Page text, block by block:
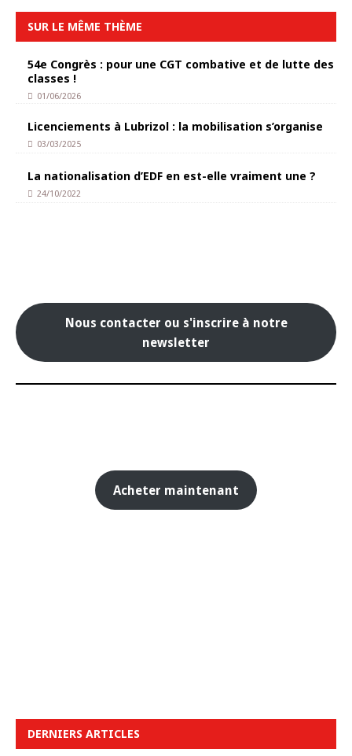
SUR LE MÊME THÈME
54e Congrès : pour une CGT combative et de lutte des
classes !
01/06/2026
Licenciements à Lubrizol : la mobilisation s’organise
03/03/2025
La nationalisation d’EDF en est-elle vraiment une ?
24/10/2022
Nous contacter ou s'inscrire à notre
newsletter
Acheter maintenant
DERNIERS ARTICLES